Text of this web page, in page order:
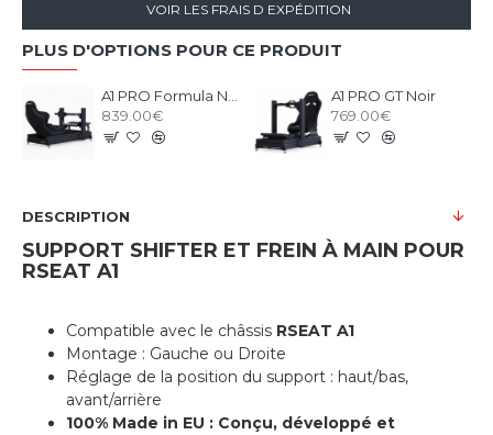
VOIR LES FRAIS D EXPÉDITION
PLUS D'OPTIONS POUR CE PRODUIT
839.00€
A1 PRO GT Noir
769.00€
DESCRIPTION
SUPPORT SHIFTER ET FREIN À MAIN POUR
RSEAT A1
Compatible avec le châssis RSEAT A1
Montage : Gauche ou Droite
Réglage de la position du support : haut/bas,
avant/arrière
100% Made in EU : Conçu, développé et